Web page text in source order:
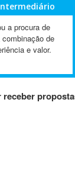
a procura de
combinação de
e valor.
receber